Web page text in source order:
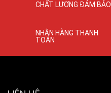
CHẤT LƯỢNG ĐẢM BẢO
NHẬN HÀNG THANH
TOÁN